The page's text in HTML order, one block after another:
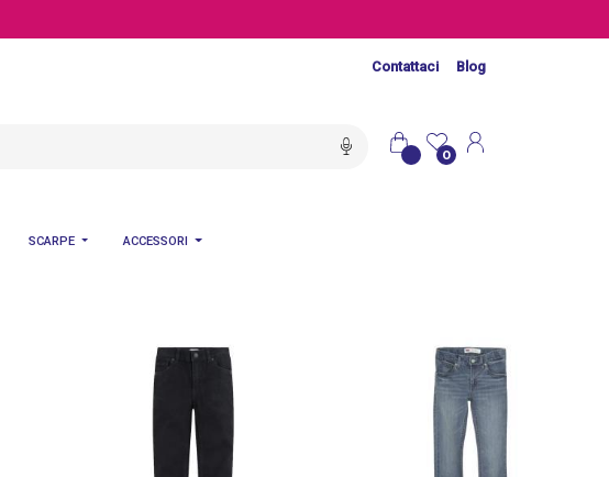
Contattaci Blog
0
SCARPE ACCESSORI